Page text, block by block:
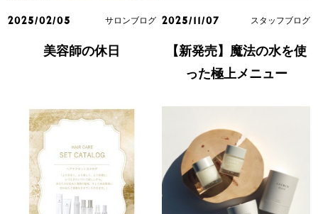
2025/02/05 サロンブログ
美容師の休日
2025/11/07 スタッフブログ
【新発売】魔法の水を使
った極上メニュー